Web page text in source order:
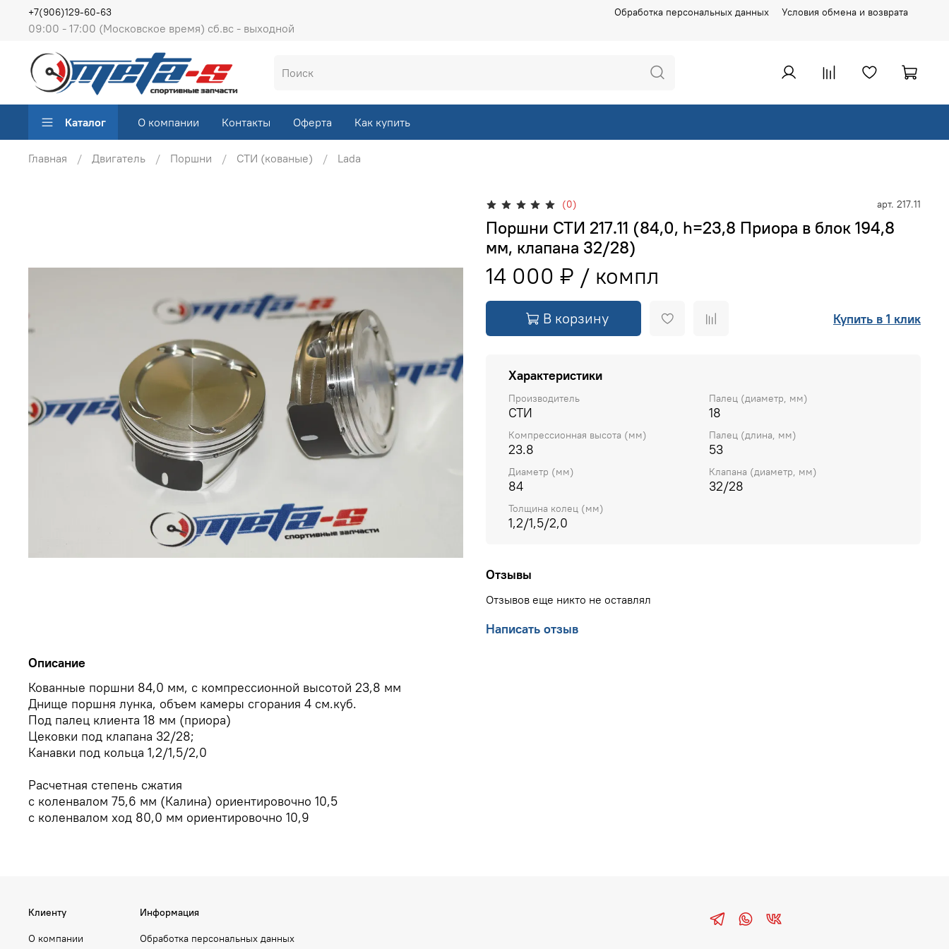
Обработка персональных данных Условия обмена и возврата
09:00 - 17:00 (Московское время) сб.вс - выходной
+7(906)129-60-63
Каталог О компании Контакты Оферта Как купить
Главная Двигатель Поршни СТИ (кованые) Lada
(0) арт. 217.11
Поршни СТИ 217.11 (84,0, h=23,8 Приора в блок 194,8
мм, клапана 32/28)
14 000 ₽
В корзину Купить в 1 клик
Характеристики
Производитель
СТИ
Палец (диаметр, мм)
18
Компрессионная высота (мм)
23.8
Палец (длина, мм)
53
Диаметр (мм)
84
Клапана (диаметр, мм)
32/28
Толщина колец (мм)
1,2/1,5/2,0
Отзывы
Отзывов еще никто не оставлял
Написать отзыв
Описание
Кованные поршни 84,0 мм, с компрессионной высотой 23,8 мм
Днище поршня лунка, объем камеры сгорания 4 см.куб.
Под палец клиента 18 мм (приора)
Цековки под клапана 32/28;
Канавки под кольца 1,2/1,5/2,0
Расчетная степень сжатия
с коленвалом 75,6 мм (Калина) ориентировочно 10,5
с коленвалом ход 80,0 мм ориентировочно 10,9
Клиенту
О компании
Информация
Обработка персональных данных